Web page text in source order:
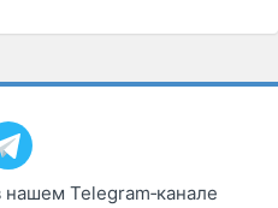
Telegram‑канале